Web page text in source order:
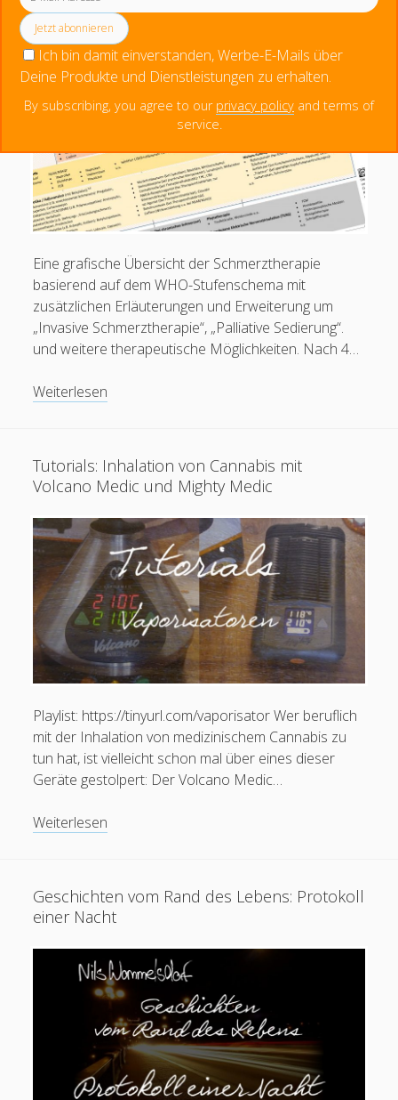
Menschen haben seit 2014 diese Seite besucht.
Creative Commons Namensnennung 4.0 international
Eintrags-Feed
Medien
(Interview,
Schmerz
und
Schmerzmanagement
Heft
3/2019)
Grafik: Stufenschema der Schmerztherapie
(Version 2)
Eine grafische Übersicht der Schmerztherapie
basierend auf dem WHO-Stufenschema mit
zusätzlichen Erläuterungen und Erweiterung um
„Invasive Schmerztherapie“, „Palliative Sedierung“.
und weitere therapeutische Möglichkeiten. Nach 4…
Weiterlesen
Schmerztherapie
(Version
2)
Tutorials: Inhalation von Cannabis mit
Volcano Medic und Mighty Medic
Playlist: https://tinyurl.com/vaporisator Wer beruflich
mit der Inhalation von medizinischem Cannabis zu
tun hat, ist vielleicht schon mal über eines dieser
Geräte gestolpert: Der Volcano Medic…
Weiterlesen
mit
Volcano
Medic
und
Mighty
Medic
Geschichten vom Rand des Lebens: Protokoll
einer Nacht
Ich bin damit einverstanden, Werbe-E-Mails über
Deine Produkte und Dienstleistungen zu erhalten.
By subscribing, you agree to our privacy policy and terms of
service.